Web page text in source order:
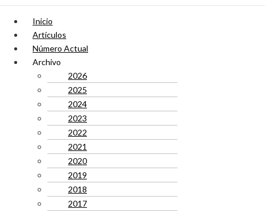
Inicio
Artículos
Número Actual
Archivo
2026
2025
2024
2023
2022
2021
2020
2019
2018
2017